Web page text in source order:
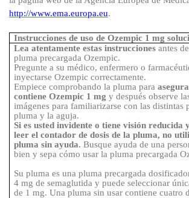
http://www.ema.europa.eu.
Instrucciones de uso de Ozempic 1 mg
Lea atentamente estas instrucciones antes
pluma precargada Ozempic.
Pregunte a su médico, enfermero o
inyectarse Ozempic correctamente.
Empiece comprobando la pluma para
contiene Ozempic 1 mg y después observe
imágenes para familiarizarse con las distintas
pluma y la aguja.
Si es usted invidente o tiene visión reducida
leer el contador de dosis de la pluma, no
pluma sin ayuda. Busque ayuda de una
bien y sepa cómo usar la pluma precargada
Su pluma es una pluma precargada
4 mg de semaglutida y puede seleccionar
de 1 mg. Una pluma sin usar contiene cuatro